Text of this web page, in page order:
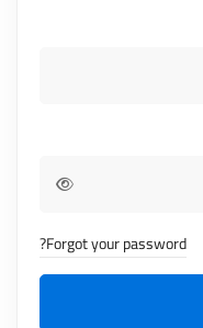
Forgot your password?